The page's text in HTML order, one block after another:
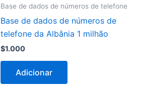
Base de dados de números de telefone
Base de dados de números de
telefone da Albânia 1 milhão
$1.000
Adicionar